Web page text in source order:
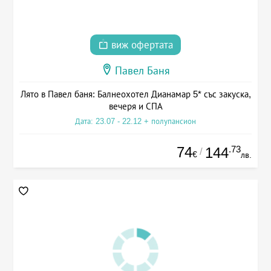
виж офертата
Павел Баня
Лято в Павел баня: Балнеохотел Дианамар 5* със закуска,
вечеря и СПА
Дата: 23.07 - 22.12 + полупансион
74€ / 144.73
лв.